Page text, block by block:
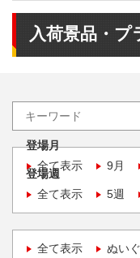
入荷景品・プ
登場月
全て表示
9月
登場週
全て表示
5週
全て表示 ぬい